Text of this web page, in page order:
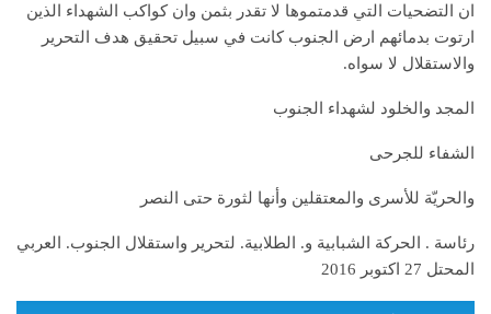
ان التضحيات التي قدمتموها لا تقدر بثمن وان كواكب الشهداء الذين
ارتوت بدمائهم ارض الجنوب كانت في سبيل تحقيق هدف التحرير
والاستقلال لا سواه.
المجد والخلود لشهداء الجنوب
الشفاء للجرحى
والحريّة للأسرى والمعتقلين وأنها لثورة حتى النصر
رئاسة . الحركة الشبابية و. الطلابية. لتحرير واستقلال الجنوب. العربي
المحتل 27 اكتوبر 2016